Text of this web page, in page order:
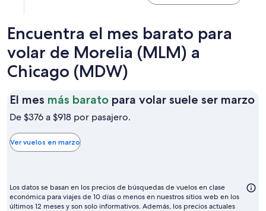
Encuentra el mes barato para
volar de Morelia (MLM) a
Chicago (MDW)
El mes más barato para volar suele ser marzoEl
De $376 a $918 por pasajero.
Ver vuelos en marzo
Los datos se basan en los precios de búsquedas de vuelos en clase
económica para viajes de 10 días o menos en nuestros sitios web en los
últimos 12 meses y son solo informativos. Además, los precios actuales